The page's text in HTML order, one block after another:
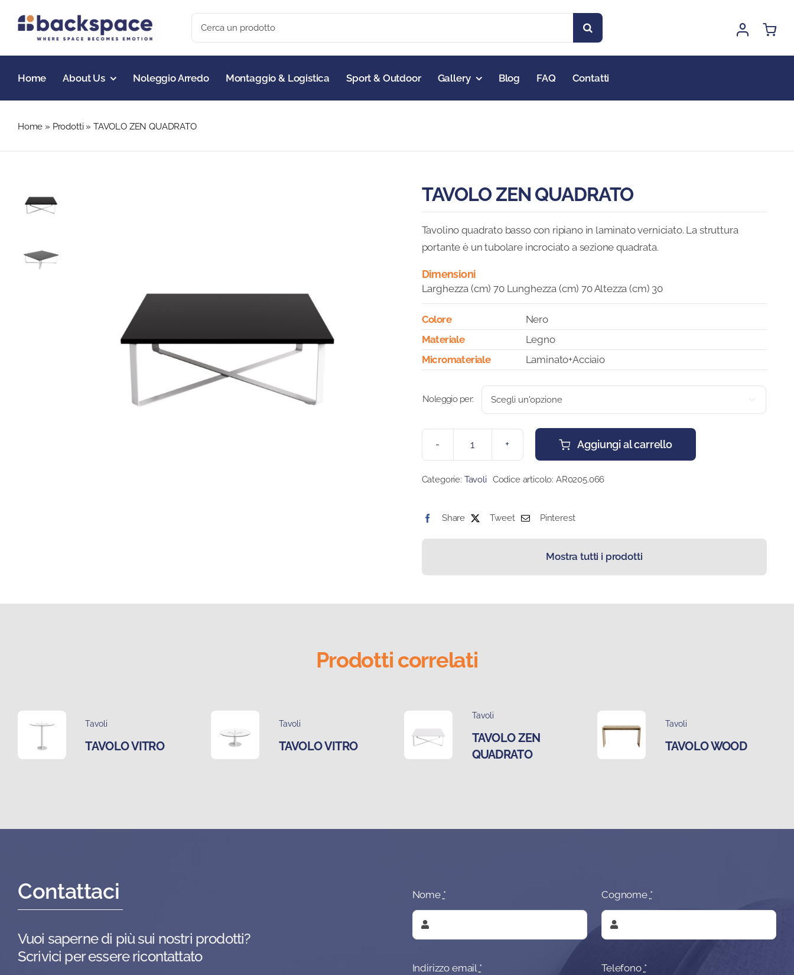
for:
Home About Us Noleggio Arredo Montaggio & Logistica Sport & Outdoor Gallery Blog FAQ Contatti
Home » Prodotti» TAVOLO ZEN QUADRATO
TAVOLO ZEN QUADRATO
Tavolino quadrato basso con ripiano in laminato verniciato. La struttura
portante è un tubolare incrociato a sezione quadrata.
Dimensioni
Larghezza (cm) 70 Lunghezza (cm) 70 Altezza (cm) 30
Colore
Nero
Materiale
Legno
Micromateriale
Laminato+Acciaio
Noleggio per:
TAVOLO
QUADRATO
Aggiungi al carrello
Categorie: Tavoli Codice articolo: AR0205.066
Share Tweet Pinterest
Mostra tutti i prodotti
Prodotti correlati
Tavoli
TAVOLO VITRO
Tavoli
TAVOLO VITRO
Tavoli
TAVOLO ZEN
QUADRATO
Tavoli
TAVOLO WOOD
Contattaci
Vuoi saperne di più sui nostri prodotti?
Scrivici per essere ricontattato
Nome * Cognome *
Indirizzo email * Telefono *